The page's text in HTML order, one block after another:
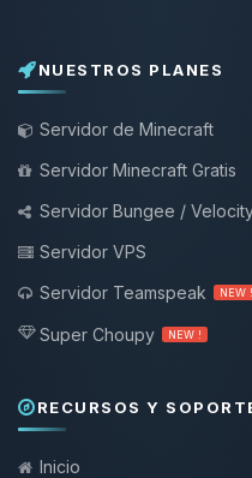
NUESTROS PLANES
Servidor de Minecraft
Servidor Minecraft Gratis
Servidor Bungee /
Servidor VPS
Servidor Teamspeak
NEW !
Super Choupy NEW !
RECURSOS Y
Inicio